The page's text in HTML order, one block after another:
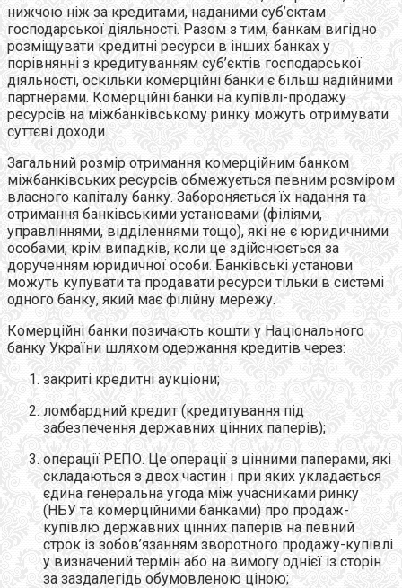
нижчою ніж за кредитами, наданими суб’єктам
господарської діяльності. Разом з тим, банкам вигідно
розміщувати кредитні ресурси в інших банках у
порівнянні з кредитуванням суб’єктів господарської
діяльності, оскільки комерційні банки є більш надійними
партнерами. Комерційні банки на купівлі-продажу
ресурсів на міжбанківському ринку можуть отримувати
суттєві доходи.
Загальний розмір отримання комерційним банком
міжбанківських ресурсів обмежується певним розміром
власного капіталу банку. Забороняється їх надання та
отримання банківськими установами (філіями,
управліннями, відділеннями тощо), які не є юридичними
особами, крім випадків, коли це здійснюється за
дорученням юридичної особи. Банківські установи
можуть купувати та продавати ресурси тільки в системі
одного банку, який має філійну мережу.
Комерційні банки позичають кошти у Національного
банку України шляхом одержання кредитів через:
закриті кредитні аукціони;
ломбардний кредит (кредитування під
забезпечення державних цінних паперів);
операції РЕПО. Це операції з цінними паперами, які
складаються з двох частин і при яких укладається
єдина генеральна угода між учасниками ринку
(НБУ та комерційними банками) про продаж-
купівлю державних цінних паперів на певний
строк із зобов’язанням зворотного продажу-купівлі
у визначений термін або на вимогу однієї із сторін
за заздалегідь обумовленою ціною;